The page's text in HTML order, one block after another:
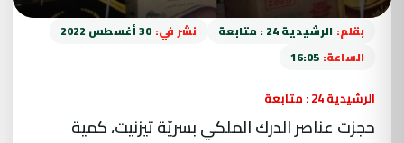
بقلم: الرشيدية 24 : متابعة نشر في: 30 أغسطس 2022
الساعة: 16:05
الرشيدية 24 : متابعة
حجزت عناصر الدرك الملكي بسريّة تيزنيت، كمية